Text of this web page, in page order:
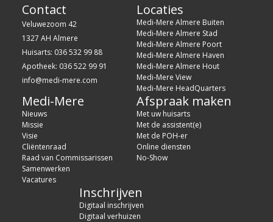
Contact
Veluwezoom 42
1327 AH Almere
Huisarts: 036 532 99 88
Apotheek: 036 522 99 91
info@medi-mere.com
Locaties
Medi-Mere Almere Buiten
Medi-Mere Almere Stad
Medi-Mere Almere Poort
Medi-Mere Almere Haven
Medi-Mere Almere Hout
Medi-Mere View
Medi-Mere HeadQuarters
Medi-Mere
Nieuws
Missie
Visie
Cliëntenraad
Raad van Commissarissen
Samenwerken
Vacatures
Afspraak maken
Met uw huisarts
Met de assistent(e)
Met de POH-er
Online diensten
No-Show
Inschrijven
Digitaal inschrijven
Digitaal verhuizen